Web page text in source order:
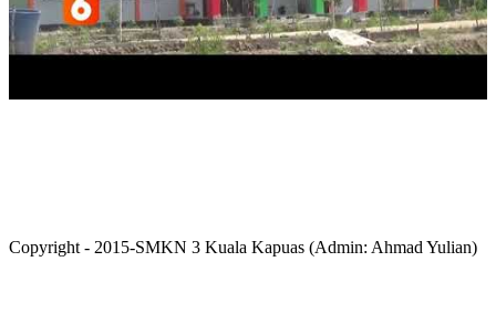
Copyright - 2015-SMKN 3 Kuala Kapuas (Admin: Ahmad Yulian)